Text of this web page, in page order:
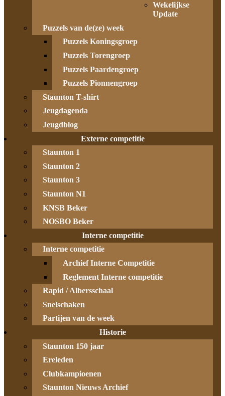
Wekelijkse
Update
Puzzels van de(ze) week
Puzzels Koningsgroep
Puzzels Torengroep
Puzzels Paardengroep
Puzzels Pionnengroep
Staunton T-shirt
Jeugdagenda
Jeugdblog
Externe competitie
Staunton 1
Staunton 2
Staunton 3
Staunton N1
KNSB Beker
NOSBO Beker
Interne competitie
Interne competitie
Archief Interne Competitie
Reglement Interne competitie
Rapid / Albersschaal
Snelschaken
Partijen van de week
Historie
Staunton 150 jaar
Ereleden
Clubkampioenen
Staunton Nieuws Archief